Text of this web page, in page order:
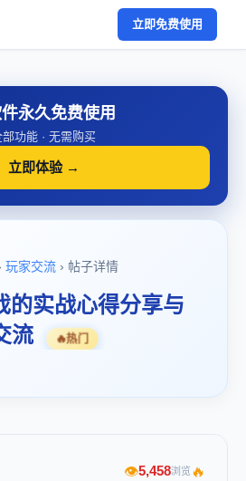
立即免费使用
永久免费使用
功能 · 无需购买
立即体验 →
玩家交流 › 帖子详情
的实战心得分享与
流
🔥热门
👁5,458浏览🔥